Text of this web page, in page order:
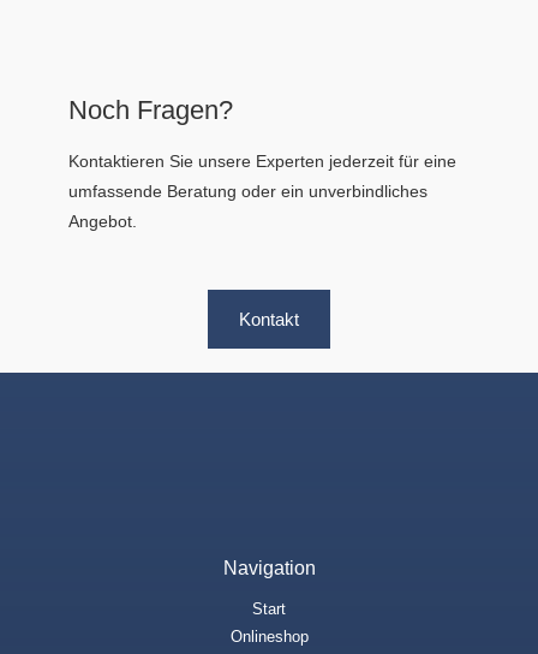
Noch Fragen?
Kontaktieren Sie unsere Experten jederzeit für eine
umfassende Beratung oder ein unverbindliches
Angebot.
Kontakt
Navigation
Start
Onlineshop